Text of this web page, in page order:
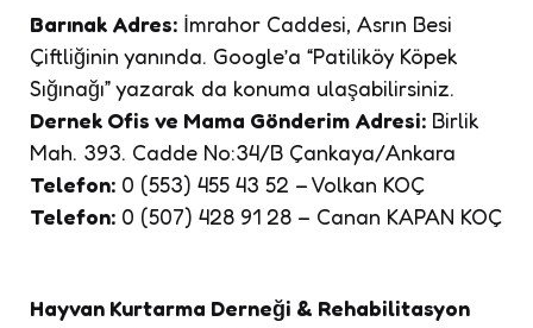
Barınak Adres: İmrahor Caddesi, Asrın Besi
Çiftliğinin yanında. Google’a “Patiliköy Köpek
Sığınağı” yazarak da konuma ulaşabilirsiniz.
Dernek Ofis ve Mama Gönderim Adresi: Birlik
Mah. 393. Cadde No:34/B Çankaya/Ankara
Telefon: 0 (553) 455 43 52 – Volkan KOÇ
Telefon: 0 (507) 428 91 28 – Canan KAPAN KOÇ
Hayvan Kurtarma Derneği & Rehabilitasyon